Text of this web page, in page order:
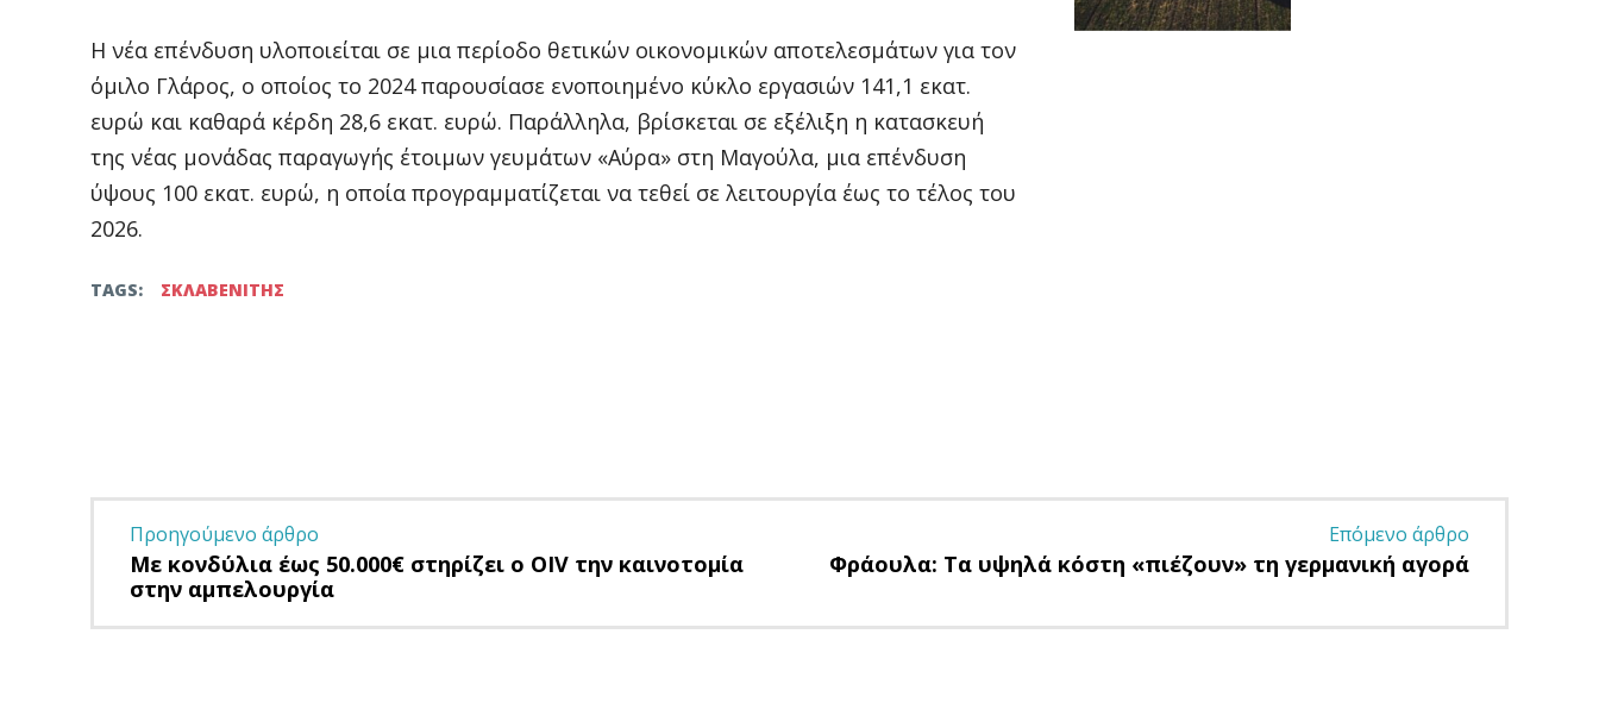
Η νέα επένδυση υλοποιείται σε μια περίοδο θετικών οικονομικών αποτελεσμάτων για τον
όμιλο Γλάρος, ο οποίος το 2024 παρουσίασε ενοποιημένο κύκλο εργασιών 141,1 εκατ.
ευρώ και καθαρά κέρδη 28,6 εκατ. ευρώ. Παράλληλα, βρίσκεται σε εξέλιξη η κατασκευή
της νέας μονάδας παραγωγής έτοιμων γευμάτων «Αύρα» στη Μαγούλα, μια επένδυση
ύψους 100 εκατ. ευρώ, η οποία προγραμματίζεται να τεθεί σε λειτουργία έως το τέλος του
2026.
TAGS: ΣΚΛΑΒΕΝΙΤΗΣ
Προηγούμενο άρθρο
Με κονδύλια έως 50.000€ στηρίζει ο OIV την καινοτομία
στην αμπελουργία
Επόμενο άρθρο
Φράουλα: Τα υψηλά κόστη «πιέζουν» τη γερμανική αγορά